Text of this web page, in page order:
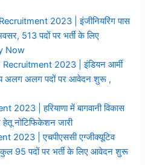
2023 | इंजीनियरिंग पास
513 पदों पर भर्ती के लिए
Now
2023 | इंडियन आर्मी
अलग अलग पदों पर आवेदन शुरू ,
2023 | हरियाणा में बागवानी विकास
नोटिफिकेशन जारी
2023 | एचपीएससी एग्जीक्यूटिव
95 पदों पर भर्ती के लिए आवेदन शुरू